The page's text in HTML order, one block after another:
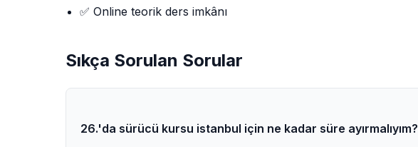
✅ Online teorik ders imkânı
Sıkça Sorulan Sorular
26.'da sürücü kursu istanbul için ne kadar süre ayırmalıyım?